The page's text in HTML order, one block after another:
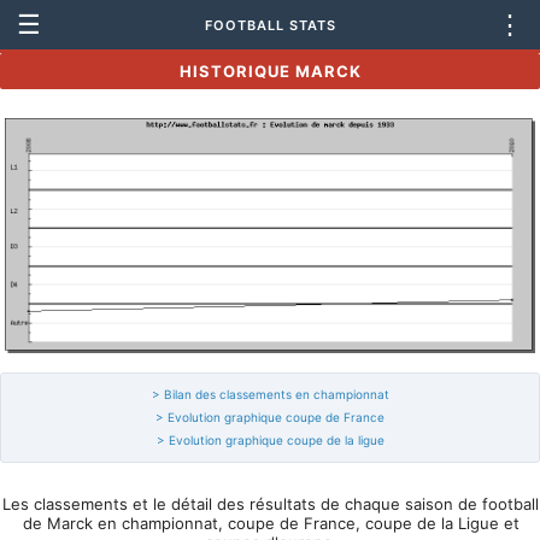
☰ FOOTBALL STATS ⋮
HISTORIQUE MARCK
> Bilan des classements en championnat
> Evolution graphique coupe de France
> Evolution graphique coupe de la ligue
Les classements et le détail des résultats de chaque saison de football
de Marck en championnat, coupe de France, coupe de la Ligue et